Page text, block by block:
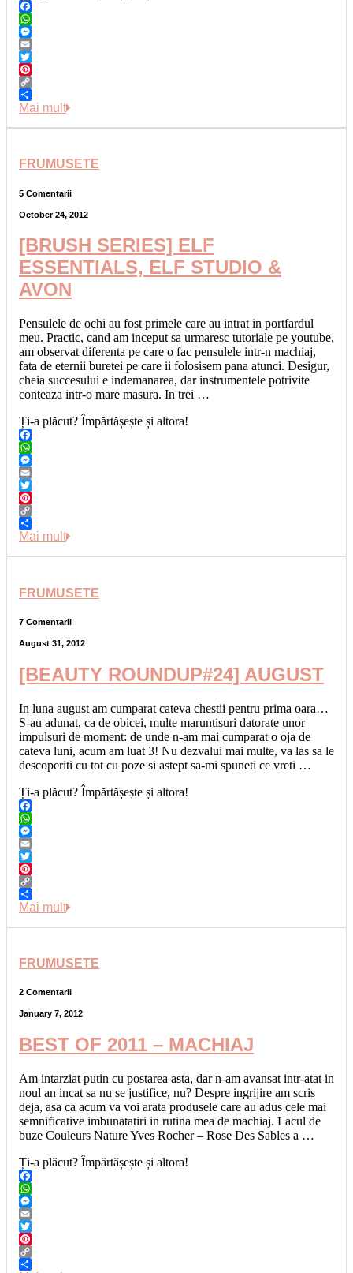
Facebook
WhatsApp
Messenger
Email
Twitter
Pinterest
Copy
Link
Share
Mai mult
FRUMUSETE
5 Comentarii
October 24, 2012
[BRUSH SERIES] ELF
ESSENTIALS, ELF STUDIO &
AVON
Pensulele de ochi au fost primele care au intrat in portfardul
meu. Practic, cand am inceput sa urmaresc tutoriale pe youtube,
am observat diferenta pe care o fac pensulele intr-n machiaj,
fata de eternii buretei pe care ii folosisem pana atunci. Desigur,
cheia succesului e indemanarea, dar instrumentele potrivite
conteaza intr-o mare masura. In trei …
Ți-a plăcut? Împărtășește și altora!
Facebook
WhatsApp
Messenger
Email
Twitter
Pinterest
Copy
Link
Share
Mai mult
FRUMUSETE
7 Comentarii
August 31, 2012
[BEAUTY ROUNDUP#24] AUGUST
In luna august am cumparat cateva chestii pentru prima oara…
S-au adunat, ca de obicei, multe maruntisuri datorate unor
impulsuri de moment: de unde n-am mai cumparat o oja de
cateva luni, acum am luat 3! Nu dezvalui mai multe, va las sa le
descoperiti cu tot cu poze si astept sa-mi spuneti ce vreti …
Ți-a plăcut? Împărtășește și altora!
Facebook
WhatsApp
Messenger
Email
Twitter
Pinterest
Copy
Link
Share
Mai mult
FRUMUSETE
2 Comentarii
January 7, 2012
BEST OF 2011 – MACHIAJ
Am intarziat putin cu postarea asta, dar n-am avansat intr-atat in
noul an incat sa nu se justifice, nu? Despre ingrijire am scris
deja, asa ca acum va voi arata produsele care au adus cele mai
semnificative imbunatatiri in rutina mea de machiaj. Lacul de
buze Couleurs Nature Yves Rocher – Rose Des Sables a …
Ți-a plăcut? Împărtășește și altora!
Facebook
WhatsApp
Messenger
Email
Twitter
Pinterest
Copy